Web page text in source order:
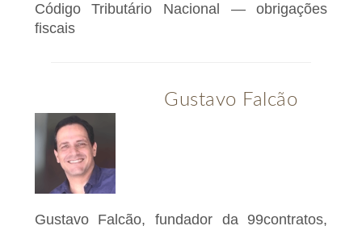
Código Tributário Nacional — obrigações
fiscais
Gustavo Falcão
Gustavo Falcão, fundador da 99contratos,